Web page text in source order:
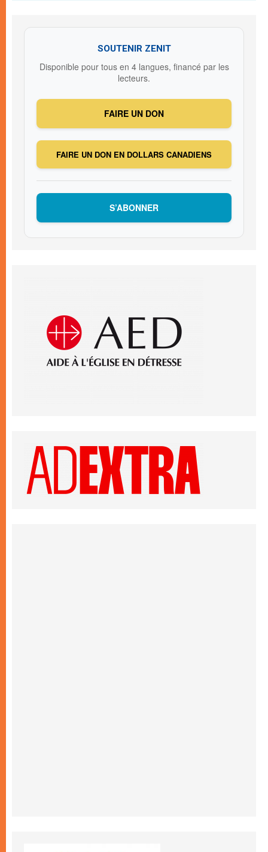
SOUTENIR ZENIT
Disponible pour tous en 4 langues, financé par les
lecteurs.
FAIRE UN DON
FAIRE UN DON EN DOLLARS CANADIENS
S’ABONNER